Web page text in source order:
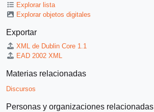
Explorar lista
Explorar objetos digitales
Exportar
XML de Dublin Core 1.1
EAD 2002 XML
Materias relacionadas
Discursos
Personas y organizaciones relacionadas